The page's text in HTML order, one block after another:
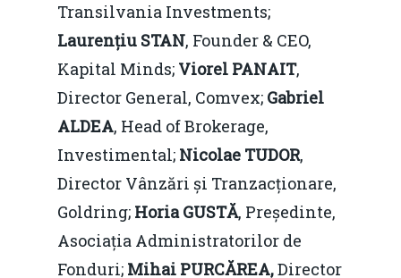
Transilvania Investments;
Laurențiu STAN, Founder & CEO,
Kapital Minds; Viorel PANAIT,
Director General, Comvex; Gabriel
ALDEA, Head of Brokerage,
Investimental; Nicolae TUDOR,
Director Vânzări și Tranzacționare,
Goldring; Horia GUSTĂ, Președinte,
Asociația Administratorilor de
Fonduri; Mihai PURCĂREA,Director